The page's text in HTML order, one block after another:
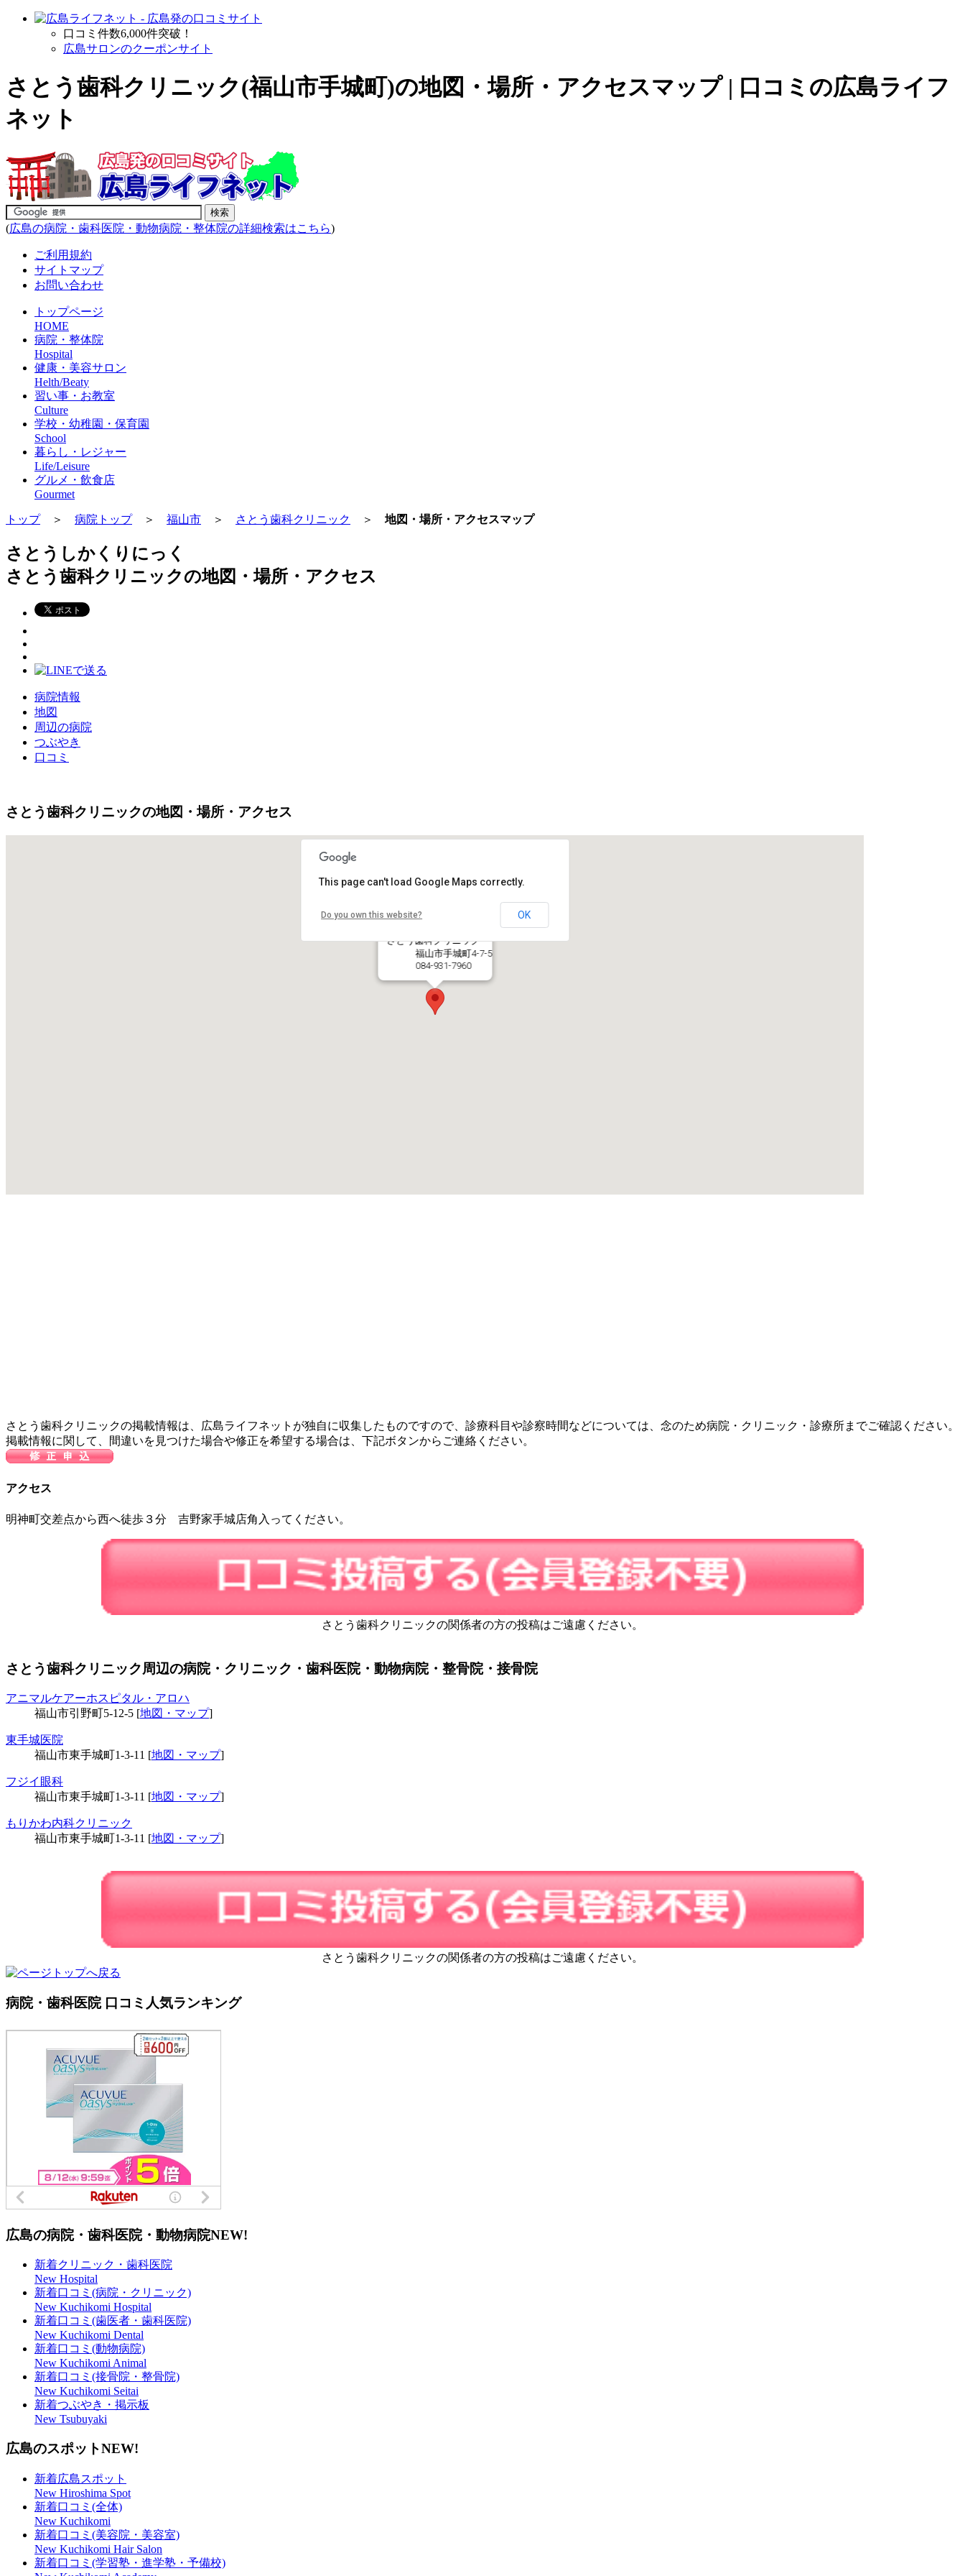
口コミ件数6,000件突破！
広島サロンのクーポンサイト
さとう歯科クリニック(福山市手城町)の地図・場所・アクセスマップ | 口コミの広島ライフ
ネット
(広島の病院・歯科医院・動物病院・整体院の詳細検索はこちら)
ご利用規約
サイトマップ
お問い合わせ
トップページ
HOME
病院・整体院
Hospital
健康・美容サロン
Helth/Beaty
習い事・お教室
Culture
学校・幼稚園・保育園
School
暮らし・レジャー
Life/Leisure
グルメ・飲食店
Gourmet
トップ＞ 病院トップ＞ 福山市 ＞ さとう歯科クリニック ＞ 地図・場所・アクセスマップ
さとうしかくりにっく
さとう歯科クリニックの地図・場所・アクセス
病院情報
地図
周辺の病院
つぶやき
口コミ
さとう歯科クリニックの地図・場所・アクセス
さとう歯科クリニック
福山市手城町4-7-5
084-931-7960
This page can't load Google Maps correctly.
Do you own this website? OK
さとう歯科クリニックの掲載情報は、広島ライフネットが独自に収集したものですので、診療科目や診察時間などについては、念のため病院・クリニック・診療所までご確認ください。
掲載情報に関して、間違いを見つけた場合や修正を希望する場合は、下記ボタンからご連絡ください。
アクセス
明神町交差点から西へ徒歩３分 吉野家手城店角入ってください。
さとう歯科クリニックの関係者の方の投稿はご遠慮ください。
さとう歯科クリニック周辺の病院・クリニック・歯科医院・動物病院・整骨院・接骨院
アニマルケアーホスピタル・アロハ
福山市引野町5-12-5 [地図・マップ]
東手城医院
福山市東手城町1-3-11 [地図・マップ]
フジイ眼科
福山市東手城町1-3-11 [地図・マップ]
もりかわ内科クリニック
福山市東手城町1-3-11 [地図・マップ]
さとう歯科クリニックの関係者の方の投稿はご遠慮ください。
病院・歯科医院 口コミ人気ランキング
広島の病院・歯科医院・動物病院NEW!
新着クリニック・歯科医院
New Hospital
新着口コミ(病院・クリニック)
New Kuchikomi Hospital
新着口コミ(歯医者・歯科医院)
New Kuchikomi Dental
新着口コミ(動物病院)
New Kuchikomi Animal
新着口コミ(接骨院・整骨院)
New Kuchikomi Seitai
新着つぶやき・掲示板
New Tsubuyaki
広島のスポットNEW!
新着広島スポット
New Hiroshima Spot
新着口コミ(全体)
New Kuchikomi
新着口コミ(美容院・美容室)
New Kuchikomi Hair Salon
新着口コミ(学習塾・進学塾・予備校)